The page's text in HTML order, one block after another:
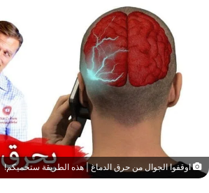
اوقفوا الجوال من حرق الدماغ | هذه الطريقة ستحميكم!